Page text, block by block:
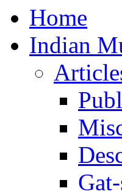
Home
Indian